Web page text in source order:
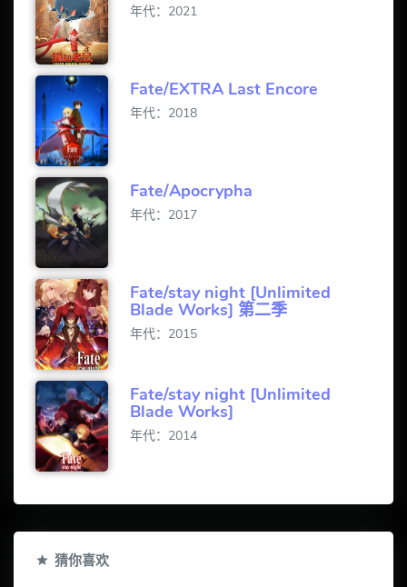
年代：2021
Fate/EXTRA Last Encore
年代：2018
Fate/Apocrypha
年代：2017
Fate/stay night [Unlimited
Blade Works] 第二季
年代：2015
Fate/stay night [Unlimited
Blade Works]
年代：2014
猜你喜欢